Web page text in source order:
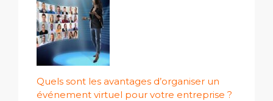
Quels sont les avantages d’organiser un
événement virtuel pour votre entreprise ?